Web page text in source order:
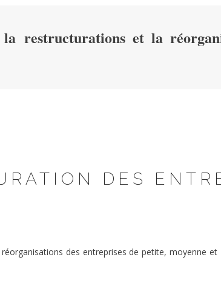
restructurations et la
DES
des entreprises de petite, moyenne